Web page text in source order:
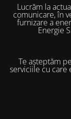
Lucrăm la
comunicare, în
furnizare a
Energie
Te așteptăm
serviciile cu care